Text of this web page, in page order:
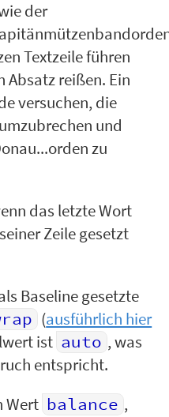
der
Textzeile führen
Absatz reißen. Ein
versuchen, die
und
zu
das letzte Wort
Zeile gesetzt
Baseline gesetzte
(ausführlich hier
ist auto , was
entspricht.
Wert balance ,